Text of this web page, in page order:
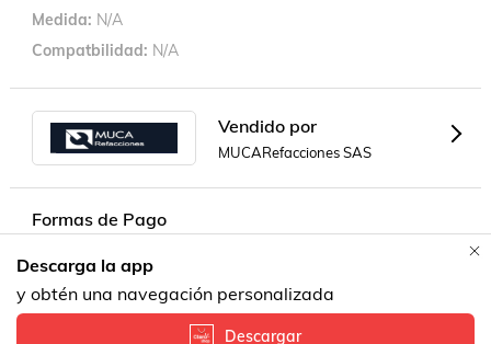
Medida N/A
Compatbilidad N/A
Vendido por
MUCARefacciones SAS
Formas de Pago
Descarga la app
y obtén una navegación personalizada
Descargar